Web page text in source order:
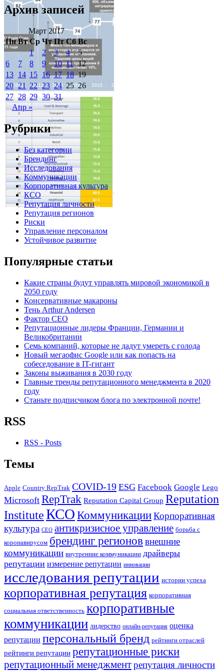
Архив записей
Март 2017
Пн Вт Ср Чт Пт Сб Вс
1
2 3 4
5
6
7 8 9 10 11
12
13 14 15 16 17 18 19
20 21 22 23 24 25 26
27 28 29 30 31
Апр »
Рубрики
Без категории
Брендинг
Исследования
Коммуникации
Корпоративная культура
КСО
Репутация личности
Репутация регионов
Риски
Управление персоналом
Устойчивое развитие
Популярные статьи
Какие страны будут управлять мировой экономикой в
2050 году
Консервативные макароны
Тень Arthur Andersen
Фактор СЕО
Репутационные лидеры Франции, Германии и
Великобритании
Семь компаний, которые не дадут умереть с голода
Новый мегаофис Google или как попасть на
собеседование в IT-гигант
Законы выживания в 2030 году
Главные тренды репутационного менеджмента в 2020
году
Станьте подписчиком блога по электронной почте!
RSS
RSS - Posts
Темы
Apple Country RepTrak COVID-19 ESG Facebook Google Lego
Microsoft RepTrak Reputation Capital Group Reputation
InstituteКСО КоммуникацииКорпоративная
культура СЕО антикризисное управление борьба с
коронавирусом брендинг регионов внешние
коммуникации внутренние коммуникации драйверы
репутации измерение репутации инновации
исследования репутации истории успеха
корпоративная репутация корпоративная
социальная ответственность корпоративные
коммуникации лидерство онлайн-репутация оценка
репутации персональный бренд рейтинги отраслей
рейтинги репутации репутационные риски
репутационный менеджментрепутация личности